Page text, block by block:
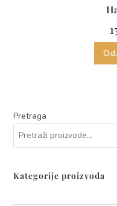
Pretraga
Kategorije proizvoda